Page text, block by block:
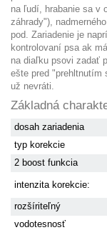
na ľudí, hrabanie sa v
záhrady"),
pod. Zariadenie je
kontrolovaní psa ak
na diaľku psovi zadať
ešte pred "prehltnutím
už nevráti.
Základná
dosah zariadenia
typ korekcie
2 boost funkcia
intenzita korekcie:
rozšíriteľný
vodotesnosť